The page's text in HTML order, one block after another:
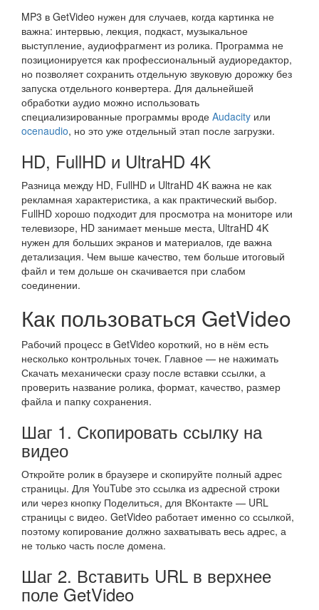
MP3 в GetVideo нужен для случаев, когда картинка не
важна: интервью, лекция, подкаст, музыкальное
выступление, аудиофрагмент из ролика. Программа не
позиционируется как профессиональный аудиоредактор,
но позволяет сохранить отдельную звуковую дорожку без
запуска отдельного конвертера. Для дальнейшей
обработки аудио можно использовать
специализированные программы вроде Audacity или
ocenaudio, но это уже отдельный этап после загрузки.
HD, FullHD и UltraHD 4K
Разница между HD, FullHD и UltraHD 4K важна не как
рекламная характеристика, а как практический выбор.
FullHD хорошо подходит для просмотра на мониторе или
телевизоре, HD занимает меньше места, UltraHD 4K
нужен для больших экранов и материалов, где важна
детализация. Чем выше качество, тем больше итоговый
файл и тем дольше он скачивается при слабом
соединении.
Как пользоваться GetVideo
Рабочий процесс в GetVideo короткий, но в нём есть
несколько контрольных точек. Главное — не нажимать
Скачать механически сразу после вставки ссылки, а
проверить название ролика, формат, качество, размер
файла и папку сохранения.
Шаг 1. Скопировать ссылку на
видео
Откройте ролик в браузере и скопируйте полный адрес
страницы. Для YouTube это ссылка из адресной строки
или через кнопку Поделиться, для ВКонтакте — URL
страницы с видео. GetVideo работает именно со ссылкой,
поэтому копирование должно захватывать весь адрес, а
не только часть после домена.
Шаг 2. Вставить URL в верхнее
поле GetVideo